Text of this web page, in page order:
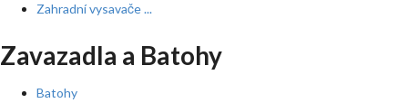
Zahradní vysavače ...
Zavazadla a Batohy
Batohy